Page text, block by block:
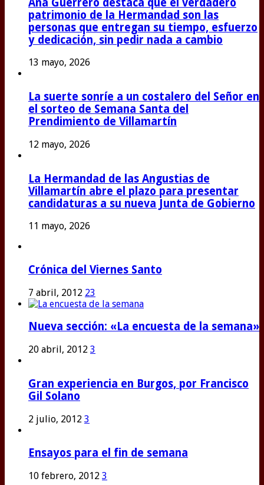
patrimonio de la Hermandad son las
personas que entregan su tiempo, esfuerzo
y dedicación, sin pedir nada a cambio
13 mayo, 2026
La suerte sonríe a un costalero del Señor en
el sorteo de Semana Santa del
Prendimiento de Villamartín
12 mayo, 2026
La Hermandad de las Angustias de
Villamartín abre el plazo para presentar
candidaturas a su nueva Junta de Gobierno
11 mayo, 2026
Crónica del Viernes Santo
7 abril, 2012 23
Nueva sección: «La encuesta de la semana»
20 abril, 2012 3
Gran experiencia en Burgos, por Francisco
Gil Solano
2 julio, 2012 3
Ensayos para el fin de semana
10 febrero, 2012 3